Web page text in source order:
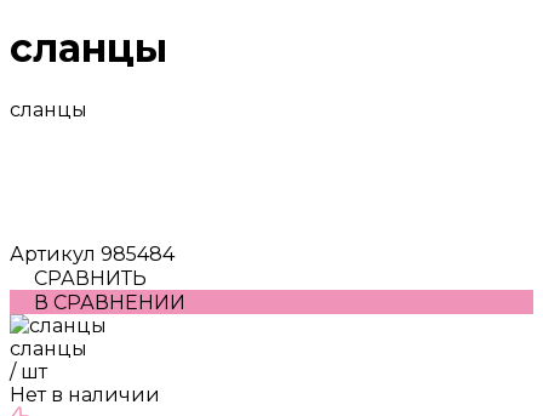
сланцы
сланцы
Артикул 985484
СРАВНИТЬ
В СРАВНЕНИИ
сланцы
/ шт
Нет в наличии